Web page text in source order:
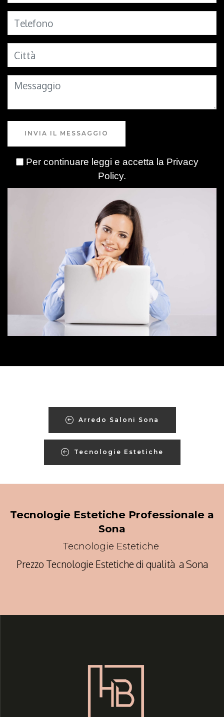
INVIA IL MESSAGGIO
Per continuare leggi e accetta la Privacy
Policy.
Arredo Saloni Sona
Tecnologie Estetiche
Tecnologie Estetiche Professionale a
Sona
Tecnologie Estetiche
Prezzo Tecnologie Estetiche di qualità a Sona